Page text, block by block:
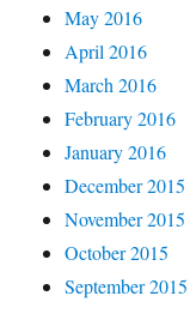
May 2016
April 2016
March 2016
February 2016
January 2016
December 2015
November 2015
October 2015
September 2015